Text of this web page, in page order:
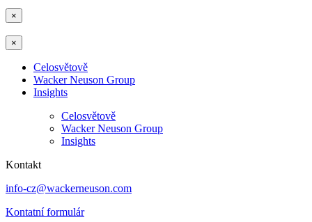
×
×
Celosvětově
Wacker Neuson Group
Insights
Celosvětově
Wacker Neuson Group
Insights
Kontakt
info-cz@wackerneuson.com
Kontatní formulár